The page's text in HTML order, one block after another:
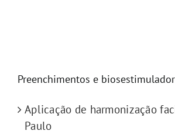
Preenchimentos e
Aplicação de harmonização
Paulo